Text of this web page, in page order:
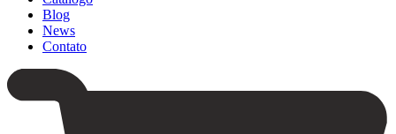
Blog
News
Contato